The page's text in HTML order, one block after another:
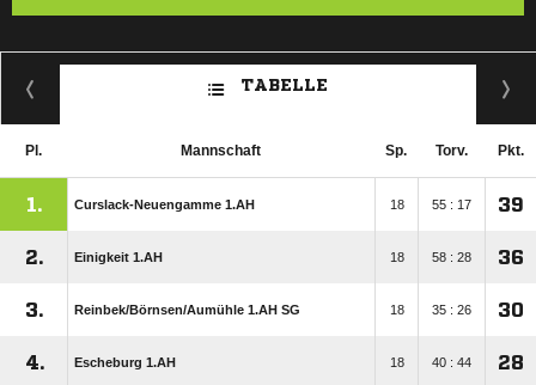
TABELLE
Pl. Mannschaft Sp. Torv. Pkt.
1. Curslack-Neuengamme 1.AH 18 55 : 17 39
2. Einigkeit 1.AH 18 58 : 28 36
3. Reinbek/​Börnsen/​Aumühle 1.AH SG 18 35 : 26 30
4. Escheburg 1.AH 18 40 : 44 28